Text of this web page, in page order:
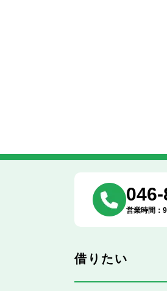
営業時間：
借りたい